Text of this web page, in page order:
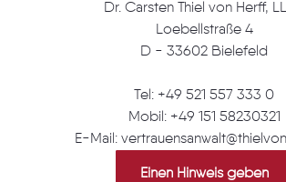
Dr. Carsten Thiel von Herff,
Loebellstraße 4
D - 33602 Bielefeld
Tel: +49 521 557 333 0
Mobil: +49 151 58230321
E-Mail:
Einen Hinweis geben